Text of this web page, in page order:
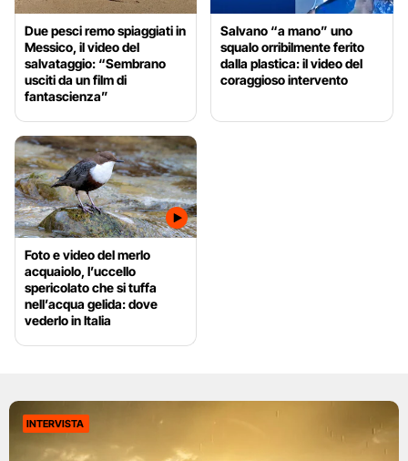
Due pesci remo spiaggiati in
Messico, il video del
salvataggio: “Sembrano
usciti da un film di
fantascienza”
Salvano “a mano” uno
squalo orribilmente ferito
dalla plastica: il video del
coraggioso intervento
Foto e video del merlo
acquaiolo, l’uccello
spericolato che si tuffa
nell’acqua gelida: dove
vederlo in Italia
INTERVISTA